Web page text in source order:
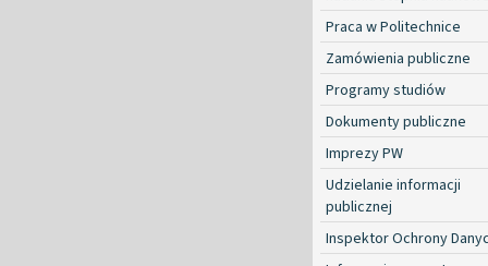
Praca w Politechnice
Zamówienia publiczne
Programy studiów
Dokumenty publiczne
Imprezy PW
Udzielanie informacji
publicznej
Inspektor Ochrony